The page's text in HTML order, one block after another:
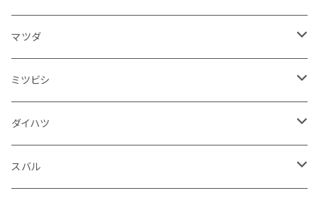
フォルクスワーゲン
ジープ
ボルボ
ジャガー
メルセデス・ベンツ
フォルクスワーゲン
ジープ
ボルボ
アルファロメオ
アストンマーティン
アウディ
ベントレー
リアバンパー
バックドアガラス
トランクリッド
ダッシュボード
トライアンフ
ドゥカティ
モトグッツイ
アプリリア
ブレーキ・クラッチレバー
オルタネーター
オイルフィルター
電装系
スピードメーター
ウインカー
足回り
サスペンション
ホイール
駆動系
クラッチ
フレーム
ダッシュボード
ライト系
フォグランプ
ステアリング系
シートカバー
外装系
ウインカー
トランクマット
運転席周り
トランクマット
フェンダー周り
フロントガラス回り
フロアマット
フロントガラス回り
ウォッシャージェット
フェンダー周り
運転席周り
マツダ
フロアマット
ボンネット回り
フェンダー周り
ミツビシ
フロアマット
キーホルダー
ダイハツ
フロアマット
スバル